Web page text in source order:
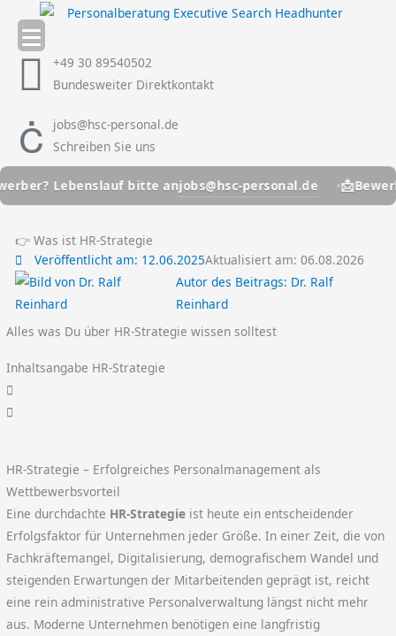
Inhalt
springen +49 30 89540502
Bundesweiter Direktkontakt
jobs@hsc-personal.de
Schreiben Sie uns
Lebenslauf bitte anjobs@hsc-personal.de 📩Bewerber?
👉 Was ist HR-Strategie
Veröffentlicht am: 12.06.2025Aktualisiert am: 06.08.2026
Autor des Beitrags: Dr. Ralf
Reinhard
Alles was Du über HR-Strategie wissen solltest
Inhaltsangabe HR-Strategie
HR-Strategie – Erfolgreiches Personalmanagement als
Wettbewerbsvorteil
Eine durchdachte HR-Strategie ist heute ein entscheidender
Erfolgsfaktor für Unternehmen jeder Größe. In einer Zeit, die von
Fachkräftemangel, Digitalisierung, demografischem Wandel und
steigenden Erwartungen der Mitarbeitenden geprägt ist, reicht
eine rein administrative Personalverwaltung längst nicht mehr
aus. Moderne Unternehmen benötigen eine langfristig